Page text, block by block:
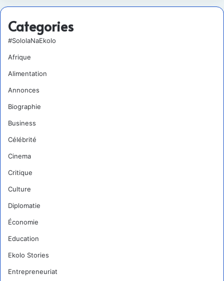
Categories
#SololaNaEkolo
Afrique
Alimentation
Annonces
Biographie
Business
Célébrité
Cinema
Critique
Culture
Diplomatie
Économie
Education
Ekolo Stories
Entrepreneuriat